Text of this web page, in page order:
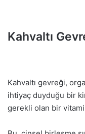
Kahvaltı
Kahvaltı gevreği,
ihtiyaç duyduğu bir
gerekli olan bir